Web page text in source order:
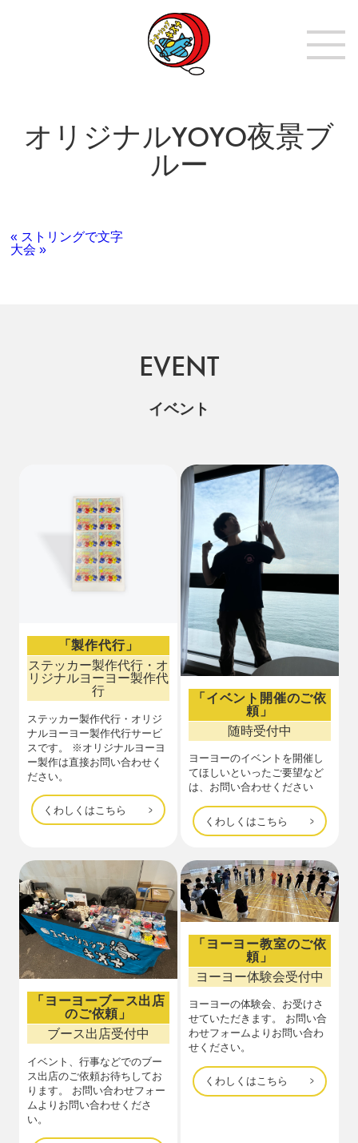
オリジナルYOYO夜景ブ
ルー
« ストリングで文字
大会 »
EVENT
イベント
「製作代行」
ステッカー製作代行・オ
リジナルヨーヨー製作代
行
ステッカー製作代行・オリジ
ナルヨーヨー製作代行サービ
スです。 ※オリジナルヨーヨ
ー製作は直接お問い合わせく
ださい。
くわしくはこちら
「イベント開催のご依
頼」
随時受付中
ヨーヨーのイベントを開催し
てほしいといったご要望など
は、お問い合わせください
くわしくはこちら
「ヨーヨーブース出店
のご依頼」
ブース出店受付中
イベント、行事などでのブー
ス出店のご依頼お待ちしてお
ります。 お問い合わせフォー
ムよりお問い合わせくださ
い。
「ヨーヨー教室のご依
頼」
ヨーヨー体験会受付中
ヨーヨーの体験会、お受けさ
せていただきます。 お問い合
わせフォームよりお問い合わ
せください。
くわしくはこちら